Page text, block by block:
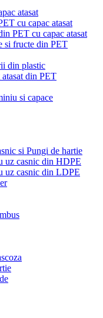
atasat
cu capac atasat
PET cu capac atasat
si fructe din PET
din plastic
din PET
si capace
si Pungi de hartie
uz casnic din HDPE
uz casnic din LDPE